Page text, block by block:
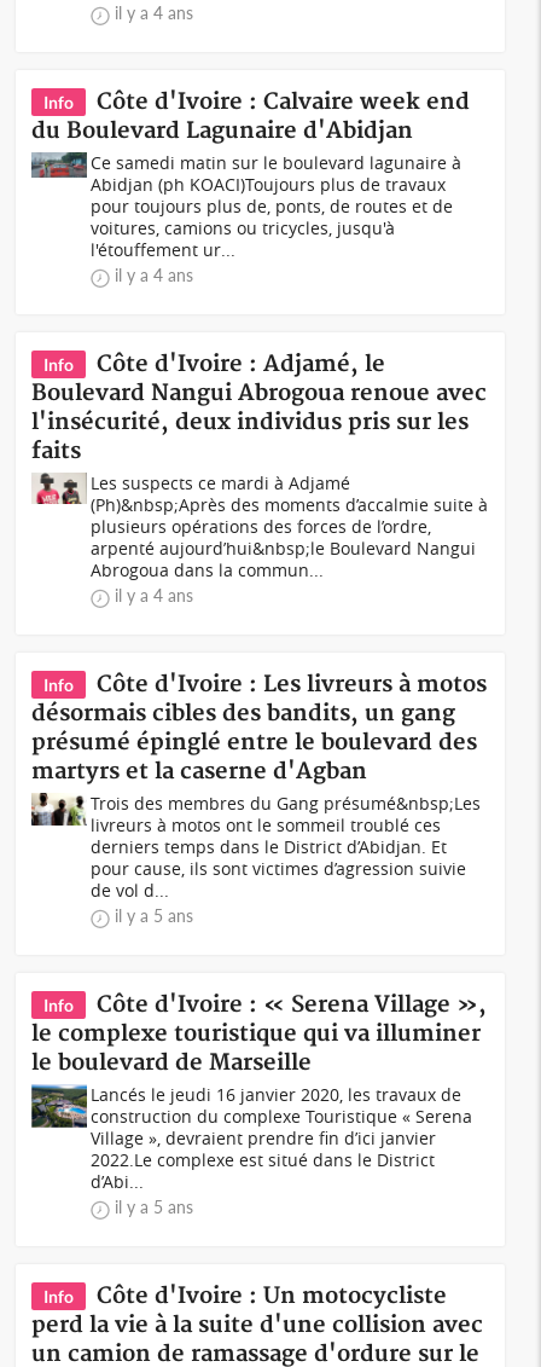
il y a 4 ans
Info
Côte d'Ivoire : Calvaire week end
du Boulevard Lagunaire d'Abidjan
Ce samedi matin sur le boulevard lagunaire à
Abidjan (ph KOACI)Toujours plus de travaux
pour toujours plus de, ponts, de routes et de
voitures, camions ou tricycles, jusqu'à
l'étouffement ur...
il y a 4 ans
Info
Côte d'Ivoire : Adjamé, le
Boulevard Nangui Abrogoua renoue avec
l'insécurité, deux individus pris sur les
faits
Les suspects ce mardi à Adjamé
(Ph)&nbsp;Après des moments d’accalmie suite à
plusieurs opérations des forces de l’ordre,
arpenté aujourd’hui&nbsp;le Boulevard Nangui
Abrogoua dans la commun...
il y a 4 ans
Info
Côte d'Ivoire : Les livreurs à motos
désormais cibles des bandits, un gang
présumé épinglé entre le boulevard des
martyrs et la caserne d'Agban
Trois des membres du Gang présumé&nbsp;Les
livreurs à motos ont le sommeil troublé ces
derniers temps dans le District d’Abidjan. Et
pour cause, ils sont victimes d’agression suivie
de vol d...
il y a 5 ans
Info
Côte d'Ivoire : « Serena Village »,
le complexe touristique qui va illuminer
le boulevard de Marseille
Lancés le jeudi 16 janvier 2020, les travaux de
construction du complexe Touristique « Serena
Village », devraient prendre fin d’ici janvier
2022.Le complexe est situé dans le District
d’Abi...
il y a 5 ans
Info
Côte d'Ivoire : Un motocycliste
perd la vie à la suite d'une collision avec
un camion de ramassage d'ordure sur le